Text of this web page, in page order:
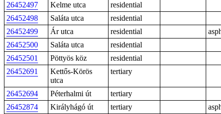
26452497
Kelme utca
residential
26452498
Saláta utca
residential
26452499
Ár utca residential
26452500
Saláta utca
residential
26452501
Pöttyös köz
residential
26452691
Kettős-Körös
utca
tertiary
26452694 Péterhalmi út
tertiary
26452874
Királyhágó út tertiary